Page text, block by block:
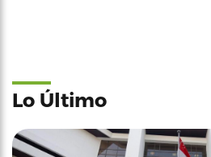
Lo Último